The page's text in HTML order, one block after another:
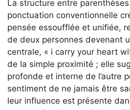
La structure entre parenthèses
ponctuation conventionnelle
pensée essoufflée et unifiée,
de deux personnes devenant
centrale, « i carry your heart
de la simple proximité ; elle
profonde et interne de l’autre
sentiment de ne jamais être
leur influence est présente